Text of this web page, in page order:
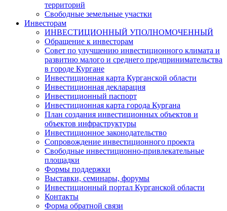
территорий
Свободные земельные участки
Инвесторам
ИНВЕСТИЦИОННЫЙ УПОЛНОМОЧЕННЫЙ
Обращение к инвесторам
Совет по улучшению инвестиционного климата и
развитию малого и среднего предпринимательства
в городе Кургане
Инвестиционная карта Курганской области
Инвестиционная декларация
Инвестиционный паспорт
Инвестиционная карта города Кургана
План создания инвестиционных объектов и
объектов инфраструктуры
Инвестиционное законодательство
Сопровождение инвестиционного проекта
Свободные инвестиционно-привлекательные
площадки
Формы поддержки
Выставки, семинары, форумы
Инвестиционный портал Курганской области
Контакты
Форма обратной связи